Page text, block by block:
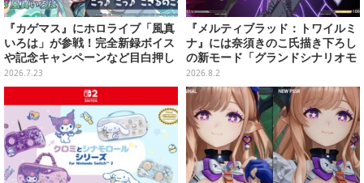
『カゲマス』にホロライブ「風真
いろは」が参戦！完全新録ボイス
や記念キャンペーンなど目白押し
―過去コラボキャラも復刻
2026.7.23
『メルティブラッド：トワイルミ
ナ』には奈須きのこ氏描き下ろし
の新モード「グランドシナリオモ
ード」搭載！ワンボタンの簡単操
作「Act」も追加
2026.8.2